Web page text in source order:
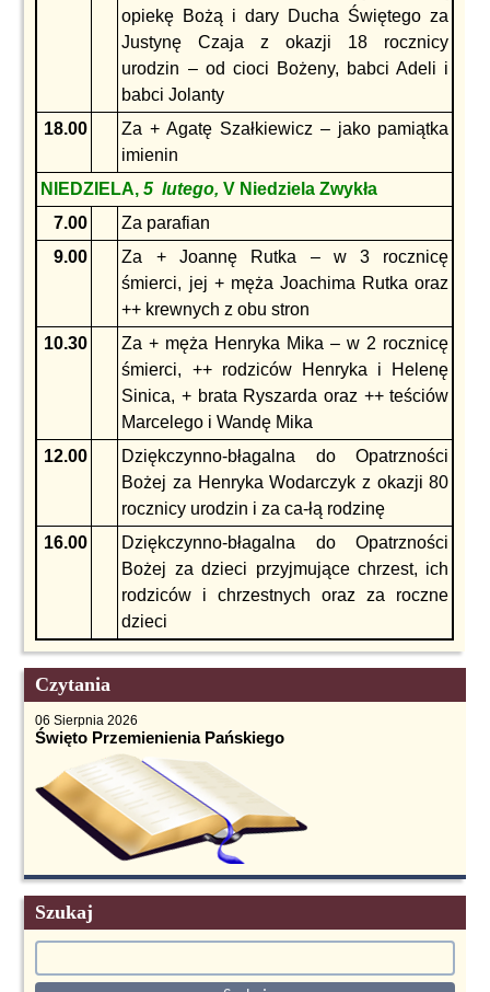
opiekę Bożą i dary Ducha Świętego za
Justynę Czaja z okazji 18 rocznicy
urodzin – od cioci Bożeny, babci Adeli i
babci Jolanty
18.00
Za + Agatę Szałkiewicz – jako pamiątka
imienin
NIEDZIELA,5 lutego,V Niedziela Zwykła
7.00
Za parafian
9.00
Za + Joannę Rutka – w 3 rocznicę
śmierci, jej + męża Joachima Rutka oraz
++ krewnych z obu stron
10.30
Za + męża Henryka Mika – w 2 rocznicę
śmierci, ++ rodziców Henryka i Helenę
Sinica, + brata Ryszarda oraz ++ teściów
Marcelego i Wandę Mika
12.00
Dziękczynno-błagalna do Opatrzności
Bożej za Henryka Wodarczyk z okazji 80
rocznicy urodzin i za ca-łą rodzinę
16.00
Dziękczynno-błagalna do Opatrzności
Bożej za dzieci przyjmujące chrzest, ich
rodziców i chrzestnych oraz za roczne
dzieci
Czytania
06 Sierpnia 2026
Święto Przemienienia Pańskiego
Szukaj